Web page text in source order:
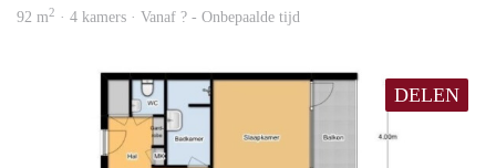
92 m2 · 4 kamers · Vanaf ? - Onbepaalde tijd
DELEN